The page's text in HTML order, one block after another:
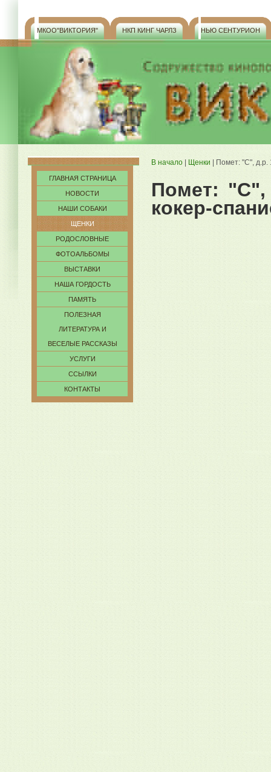
МКОO"ВИКТОРИЯ" НКП КИНГ ЧАРЛЗ НЬЮ СЕНТУРИОН
ГЛАВНАЯ СТРАНИЦА
НОВОСТИ
НАШИ СОБАКИ
ЩЕНКИ
РОДОСЛОВНЫЕ
ФОТОАЛЬБОМЫ
ВЫСТАВКИ
НАША ГОРДОСТЬ
ПАМЯТЬ
ПОЛЕЗНАЯ
ЛИТЕРАТУРА И
ВЕСЕЛЫЕ РАССКАЗЫ
УСЛУГИ
ССЫЛКИ
КОНТАКТЫ
В начало Щенки | Помет: "C",
Помет: "C",
кокер-